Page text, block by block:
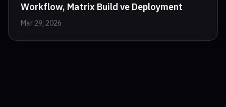
Workflow, Matrix Build ve Deployment
Mar 29, 2026